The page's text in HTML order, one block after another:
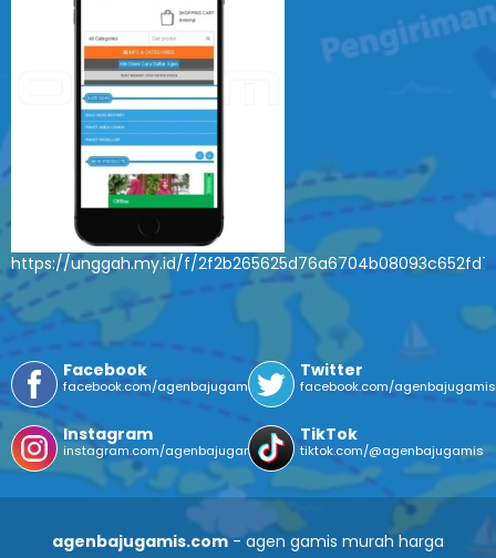
https://unggah.my.id/f/
Facebook
facebook.com/agenbajugamis
Twitter
facebook.com/
Instagram
instagram.com/agenbajugamis/
TikTok
tiktok.com/@agenbajugamis
agenbajugamis.com- agen gamis murah harga